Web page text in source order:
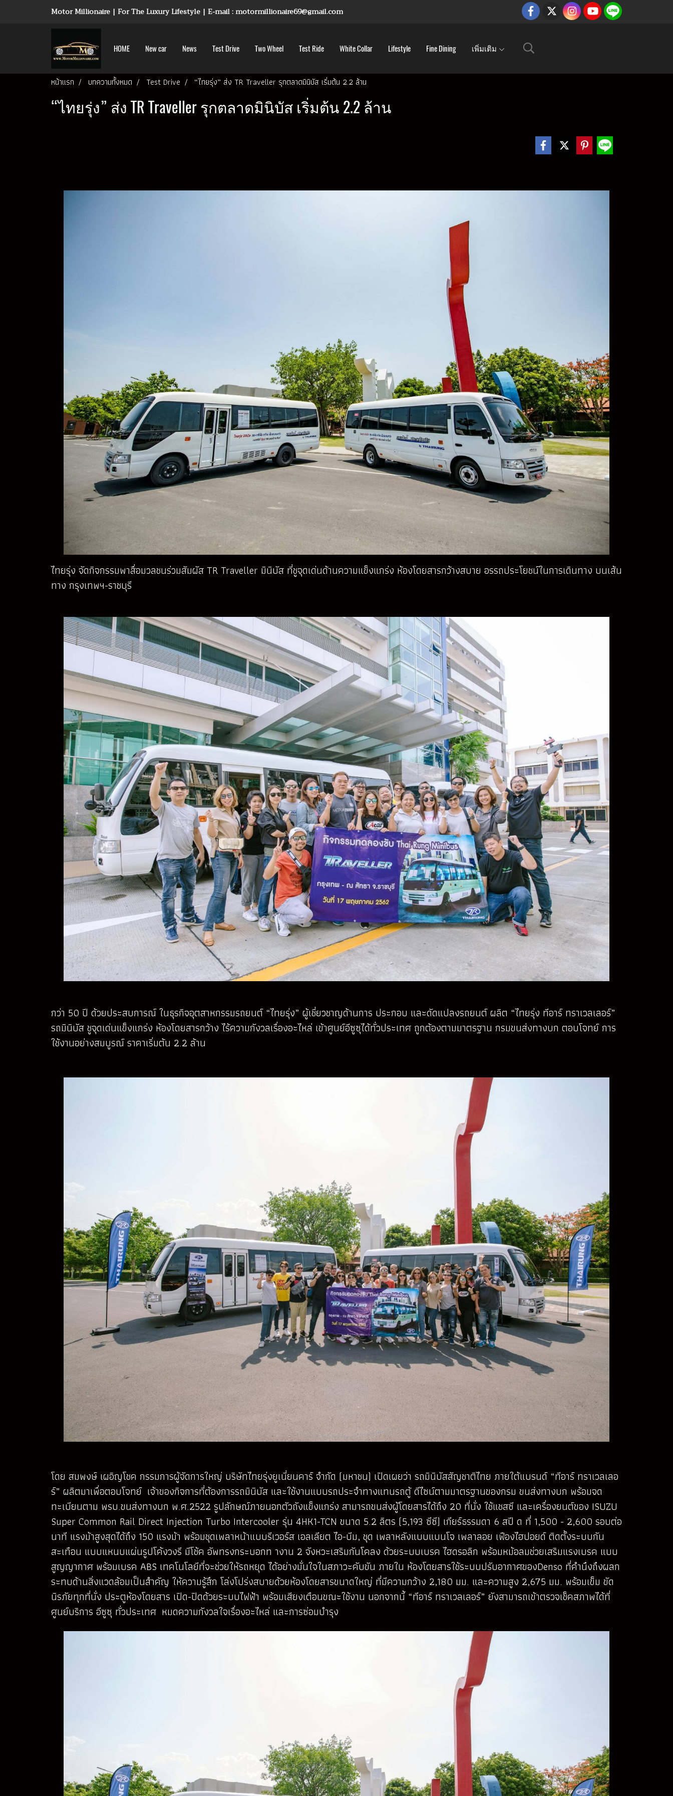
Motor Millionaire | For The Luxury Lifestyle | E-mail : motormillionaire69@gmail.com
HOME New car News Test Drive Two Wheel Test Ride White Collar Lifestyle Fine Dining เพิ่มเติม
หน้าแรก บทความทั้งหมด Test Drive “ไทยรุ่ง” ส่ง TR Traveller รุกตลาดมินิบัส เริ่มต้น 2.2 ล้าน
“ไทยรุ่ง” ส่ง TR Traveller รุกตลาดมินิบัส เริ่มต้น 2.2 ล้าน
ไทยรุ่ง จัดกิจกรรมพาสื่อมวลชนร่วมสัมผัส TR Traveller มินิบัส ที่ชูจุดเด่นด้านความแข็งแกร่ง ห้องโดยสารกว้างสบาย อรรถประโยชน์ในการเดินทาง บนเส้น
ทาง กรุงเทพฯ-ราชบุรี
กว่า 50 ปี ด้วยประสบการณ์ ในธุรกิจอุตสาหกรรมรถยนต์ “ไทยรุ่ง” ผู้เชี่ยวชาญด้านการ ประกอบ และดัดแปลงรถยนต์ ผลิต “ไทยรุ่ง ทีอาร์ ทราเวลเลอร์”
รถมินิบัส ชูจุดเด่นแข็งแกร่ง ห้องโดยสารกว้าง ไร้ความกังวลเรื่องอะไหล่ เข้าศูนย์อีซูซุได้ทั่วประเทศ ถูกต้องตามมาตรฐาน กรมขนส่งทางบก ตอบโจทย์ การ
ใช้งานอย่างสมบูรณ์ ราคาเริ่มต้น 2.2 ล้าน
โดย สมพงษ์ เผอิญโชค กรรมการผู้จัดการใหญ่ บริษัทไทยรุ่งยูเนี่ยนคาร์ จำกัด (มหาชน) เปิดเผยว่า รถมินิบัสสัญชาติไทย ภายใต้แบรนด์ “ทีอาร์ ทราเวลเลอ
ร์” ผลิตมาเพื่อตอบโจทย์ เจ้าของกิจการที่ต้องการรถมินิบัส และใช้งานแบบรถประจำทางแทนรถตู้ ดีไซน์ตามมาตรฐานของกรม ขนส่งทางบก พร้อมจด
ทะเบียนตาม พรบ.ขนส่งทางบก พ.ศ.2522 รูปลักษณ์ภายนอกตัวถังแข็งแกร่ง สามารถขนส่งผู้โดยสารได้ถึง 20 ที่นั่ง ใช้แชสซี และเครื่องยนต์ของ ISUZU
Super Common Rail Direct Injection Turbo Intercooler รุ่น 4HK1-TCN ขนาด 5.2 ลิตร (5,193 ซีซี) เกียร์ธรรมดา 6 สปี ด ที่ 1,500 - 2,600 รอบต่อ
นาที แรงม้าสูงสุดได้ถึง 150 แรงม้า พร้อมชุดเพลาหน้าแบบรีเวอร์ส เอลเลียต ไอ-บีม, ชุด เพลาหลังแบบแบนโจ เพลาลอย เฟืองไฮปอยด์ ติดตั้งระบบกัน
สะเทือน แบบแหนบแผ่นรูปโค้งวงรี มีโช้ค อัพทรงกระบอกท างาน 2 จังหวะเสริมกันโคลง ด้วยระบบเบรค ไฮดรอลิก พร้อมหม้อลมช่วยเสริมแรงเบรค แบบ
สูญญากาศ พร้อมเบรค ABS เทคโนโลยีที่จะช่วยให้รถหยุด ได้อย่างมั่นใจในสภาวะคับขัน ภายใน ห้องโดยสารใช้ระบบปรับอากาศของDenso ที่คำนึงถึงผลก
ระทบด้านสิ่งแวดล้อมเป็นสำคัญ ให้ความรู้สึก โล่งโปร่งสบายด้วยห้องโดยสารขนาดใหญ่ ที่มีความกว้าง 2,180 มม. และความสูง 2,675 มม. พร้อมเข็ม ขัด
นิรภัยทุกที่นั่ง ประตูห้องโดยสาร เปิด-ปิดด้วยระบบไฟฟ้า พร้อมเสียงเตือนขณะใช้งาน นอกจากนี้ “ทีอาร์ ทราเวลเลอร์” ยังสามารถเข้าตรวจเช็คสภาพได้ที่
ศูนย์บริการ อีซูซุ ทั่วประเทศ หมดความกังวลใจเรื่องอะไหล่ และการซ่อมบำรุง